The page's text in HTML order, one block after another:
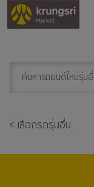
< เลือกรถรุ่นอื่น